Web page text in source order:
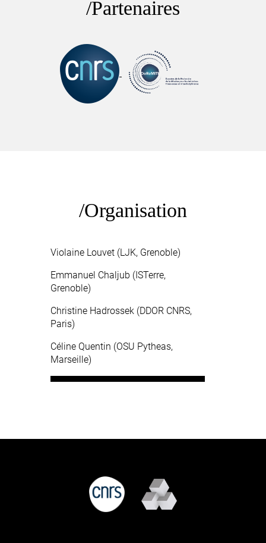
Partenaires
Organisation
Violaine Louvet (LJK, Grenoble)
Emmanuel Chaljub (ISTerre,
Grenoble)
Christine Hadrossek (DDOR CNRS,
Paris)
Céline Quentin (OSU Pytheas,
Marseille)